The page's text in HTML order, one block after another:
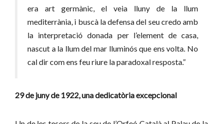
era art germànic, el veia lluny de la llum
mediterrània, i buscà la defensa del seu credo amb
la interpretació donada per l’element de casa,
nascut a la llum del mar lluminós que ens volta. No
cal dir com ens feu riure la paradoxal resposta.”
29 de juny de 1922, una dedicatòria excepcional